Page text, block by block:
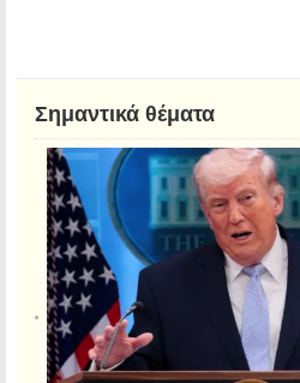
Σημαντικά θέματα